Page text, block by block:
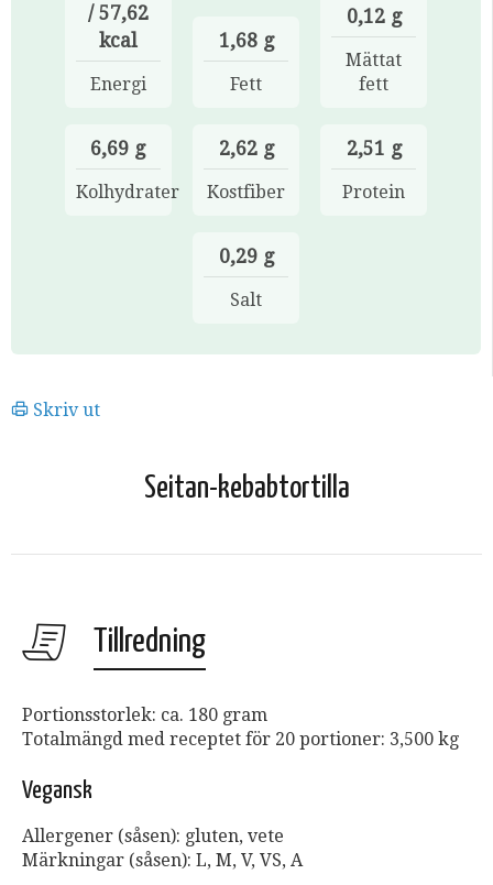
/ 57,62
kcal
Energi
1,68 g
Fett
0,12 g
Mättat
fett
6,69 g
Kolhydrater
2,62 g
Kostfiber
2,51 g
Protein
0,29 g
Salt
Skriv ut
Seitan-kebabtortilla
Tillredning
Portionsstorlek: ca. 180 gram
Totalmängd med receptet för 20 portioner: 3,500 kg
Vegansk
Allergener (såsen): gluten, vete
Märkningar (såsen): L, M, V, VS, A